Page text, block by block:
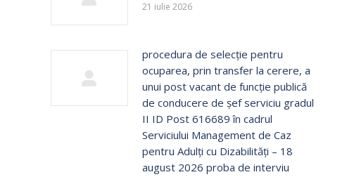
21 iulie 2026
procedura de selecție pentru
ocuparea, prin transfer la cerere, a
unui post vacant de funcție publică
de conducere de șef serviciu gradul
II ID Post 616689 în cadrul
Serviciului Management de Caz
pentru Adulți cu Dizabilități – 18
august 2026 proba de interviu